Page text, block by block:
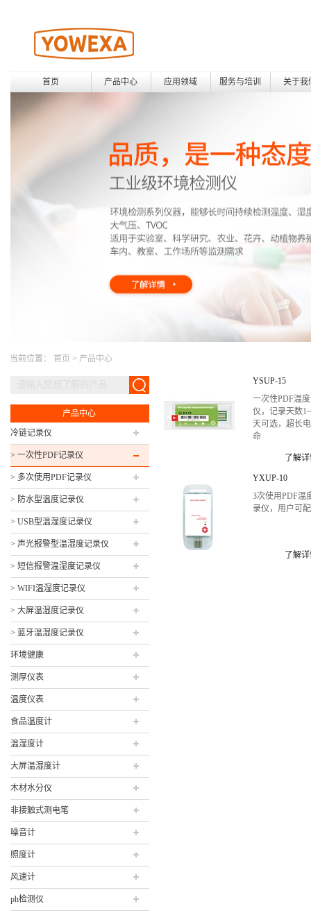
首页 产品中心 应用领域 服务与培训 关于我
当前位置： 首页 > 产品中心
产品中心
冷链记录仪
> 一次性PDF记录仪
> 多次使用PDF记录仪
> 防水型温度记录仪
> USB型温湿度记录仪
> 声光报警型温湿度记录仪
> 短信报警温湿度记录仪
> WIFI温湿度记录仪
> 大屏温湿度记录仪
> 蓝牙温湿度记录仪
环境健康
测厚仪表
温度仪表
食品温度计
温湿度计
大屏温湿度计
木材水分仪
非接触式测电笔
噪音计
照度计
风速计
ph检测仪
YSUP-15
一次性PDF温
仪，记录天数
天可选，超长
命
了解
YXUP-10
3次使用PDF温
录仪，用户可
了解